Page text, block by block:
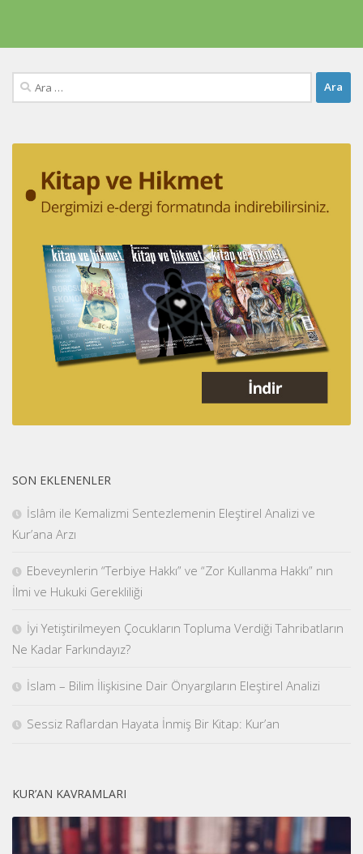
Arama:
SON EKLENENLER
İslâm ile Kemalizmi Sentezlemenin Eleştirel Analizi ve
Kur’ana Arzı
Ebeveynlerin “Terbiye Hakkı” ve “Zor Kullanma Hakkı” nın
İlmi ve Hukuki Gerekliliği
İyi Yetiştirilmeyen Çocukların Topluma Verdiği Tahribatların
Ne Kadar Farkındayız?
İslam – Bilim İlişkisine Dair Önyargıların Eleştirel Analizi
Sessiz Raflardan Hayata İnmiş Bir Kitap: Kur’an
KUR’AN KAVRAMLARI